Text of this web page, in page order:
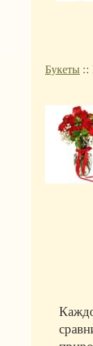
Букеты ::